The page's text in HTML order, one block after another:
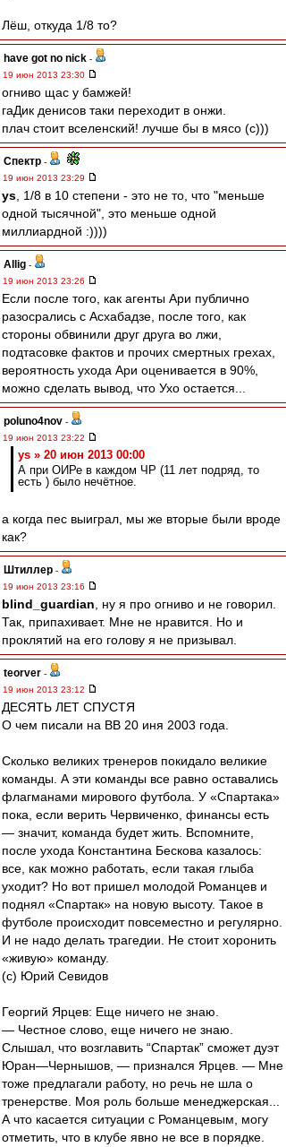
Лёш, откуда 1/8 то?
have got no nick -
19 июн 2013 23:30
огниво щас у бамжей!
гаДик денисов таки переходит в онжи.
плач стоит вселенский! лучше бы в мясо (с)))
Спектр -
19 июн 2013 23:29
ys , 1/8 в 10 степени - это не то, что "меньше
одной тысячной", это меньше одной
миллиардной :))))
Allig -
19 июн 2013 23:26
Если после того, как агенты Ари публично
разосрались с Асхабадзе, после того, как
стороны обвинили друг друга во лжи,
подтасовке фактов и прочих смертных грехах,
вероятность ухода Ари оценивается в 90%,
можно сделать вывод, что Ухо остается...
poluno4nov -
19 июн 2013 23:22
ys » 20 июн 2013 00:00
А при ОИРе в каждом ЧР (11 лет подряд, то
есть ) было нечётное.
а когда пес выиграл, мы же вторые были вроде
как?
Штиллер -
19 июн 2013 23:16
blind_guardian , ну я про огниво и не говорил.
Так, припахивает. Мне не нравится. Но и
проклятий на его голову я не призывал.
teorver -
19 июн 2013 23:12
ДЕСЯТЬ ЛЕТ СПУСТЯ
О чем писали на ВВ 20 иня 2003 года.
Сколько великих тренеров покидало великие
команды. А эти команды все равно оставались
флагманами мирового футбола. У «Спартака»
пока, если верить Червиченко, финансы есть
— значит, команда будет жить. Вспомните,
после ухода Константина Бескова казалось:
все, как можно работать, если такая глыба
уходит? Но вот пришел молодой Романцев и
поднял «Спартак» на новую высоту. Такое в
футболе происходит повсеместно и регулярно.
И не надо делать трагедии. Не стоит хоронить
«живую» команду.
(с) Юрий Севидов
Георгий Ярцев: Еще ничего не знаю.
— Честное слово, еще ничего не знаю.
Слышал, что возглавить “Спартак” сможет дуэт
Юран—Чернышов, — признался Ярцев. — Мне
тоже предлагали работу, но речь не шла о
тренерстве. Моя роль больше менеджерская...
А что касается ситуации с Романцевым, могу
отметить, что в клубе явно не все в порядке.